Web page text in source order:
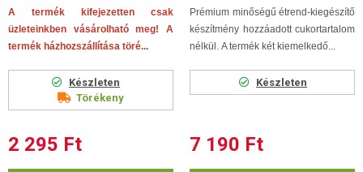
A termék kifejezetten csak
üzleteinkben vásárolható meg! A
termék házhozszállítása töré...
Készleten
Törékeny
2 295 Ft
Prémium minőségű étrend-kiegészítő
készítmény hozzáadott cukortartalom
nélkül. A termék két kiemelkedő...
Készleten
7 190 Ft